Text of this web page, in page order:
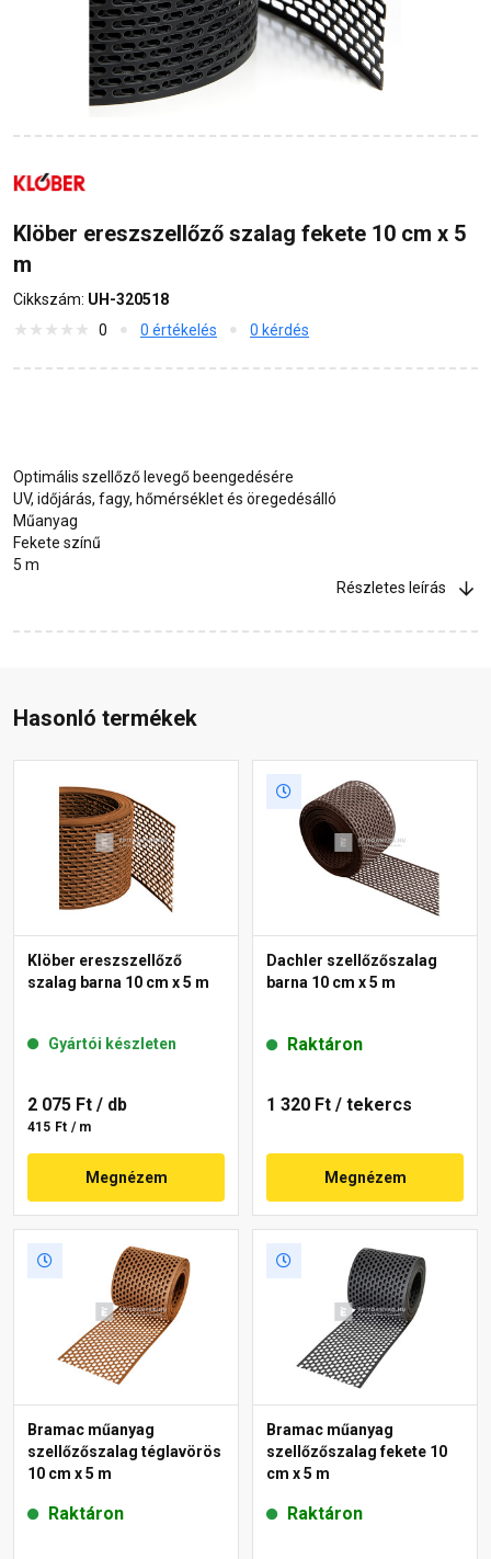
Klöber ereszszellőző szalag fekete 10 cm x 5
m
Cikkszám: UH-320518
0
0 értékelés 0 kérdés
Optimális szellőző levegő beengedésére
UV, időjárás, fagy, hőmérséklet és öregedésálló
Műanyag
Fekete színű
5 m
Részletes leírás
Hasonló termékek
Klöber ereszszellőző
szalag barna 10 cm x 5 m
Gyártói készleten
2 075 Ft / db
415 Ft / m
Megnézem
Dachler szellőzőszalag
barna 10 cm x 5 m
Raktáron
1 320 Ft / tekercs
Megnézem
Bramac műanyag
szellőzőszalag téglavörös
10 cm x 5 m
Raktáron
Bramac műanyag
szellőzőszalag fekete 10
cm x 5 m
Raktáron